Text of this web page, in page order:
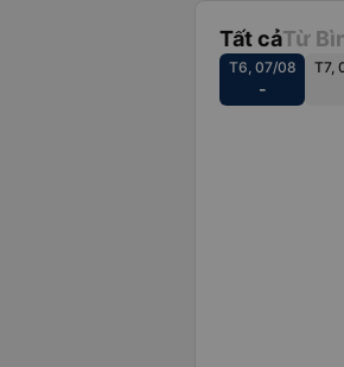
Tất cảTừ
T6, 07/08
-
T7,